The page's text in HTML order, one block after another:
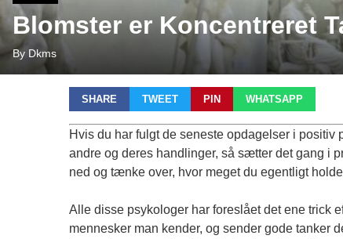
Blomster er Koncentreret
By Dkms
SHARE TWEET PIN WHATSAPP
Hvis du har fulgt de seneste opdagelser i
andre og deres handlinger, så sætter det gang i
ned og tænke over, hvor meget du egentligt
Alle disse psykologer har foreslået det ene trick
mennesker man kender, og sender gode tanker